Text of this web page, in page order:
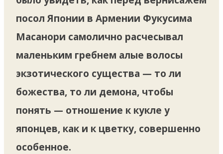
посол Японии в Армении Фукусима
Масанори самолично расчесывал
маленьким гребнем алые волосы
экзотического существа — то ли
божества, то ли демона, чтобы
понять — отношение к кукле у
японцев, как и к цветку, совершенно
особенное.